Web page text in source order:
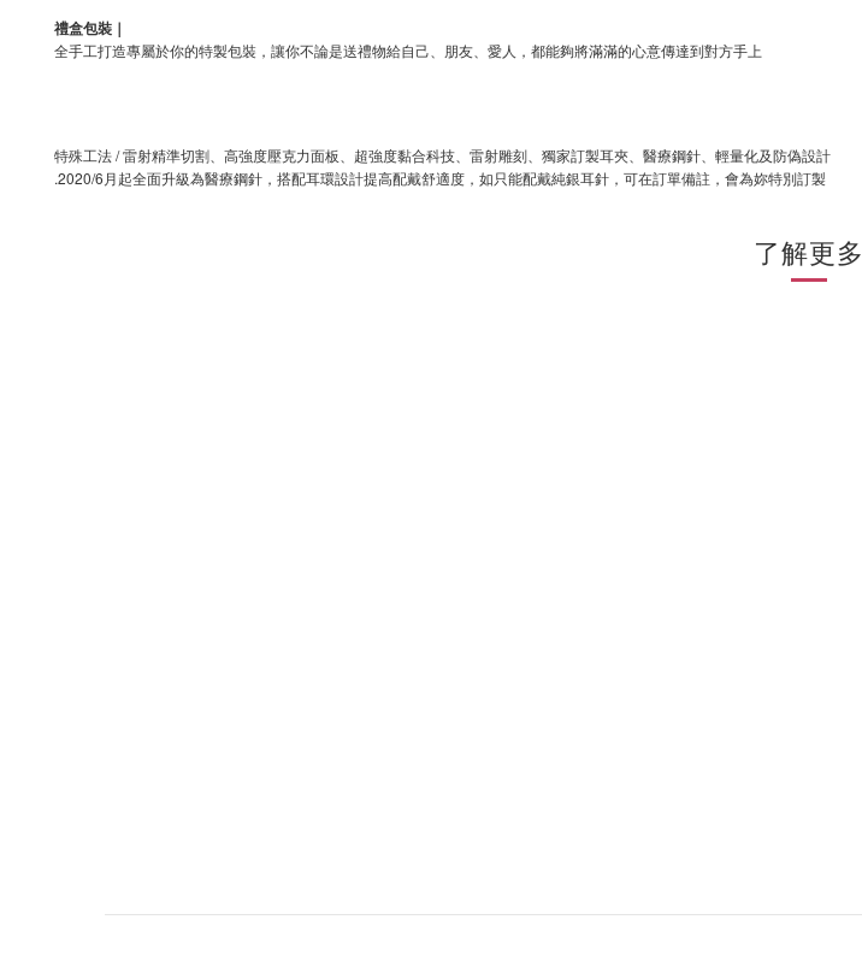
禮盒包裝｜
全手工打造專屬於你的特製包裝，讓你不論是送禮物給自己、朋友、愛人，都能夠將滿滿的心意傳達到對方手上
特殊工法 / 雷射精準切割、高強度壓克力面板、超強度黏合科技、雷射雕刻、獨家訂製耳夾、醫療鋼針、輕量化及防偽設計
.2020/6 月起全面升級為醫療鋼針，搭配耳環設計提高配戴舒適度，如只能配戴純銀耳針，可在訂單備註，會為妳特別訂製
了解更多